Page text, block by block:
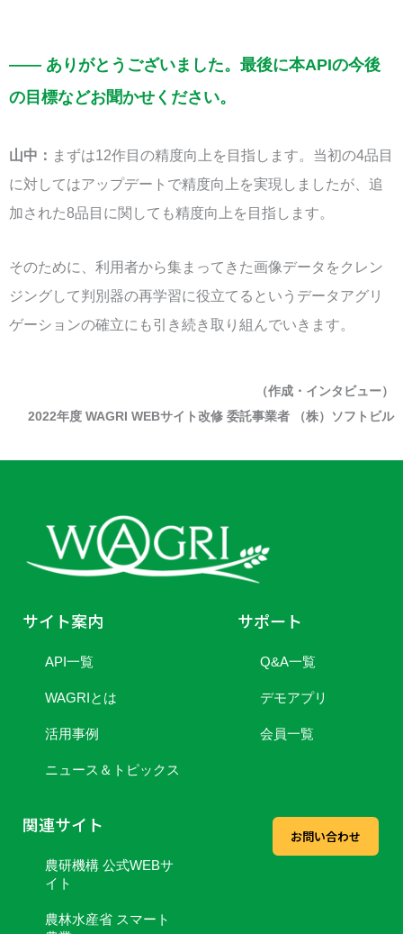
—— ありがとうございました。最後に本APIの今後
の目標などお聞かせください。
山中： まずは12作目の精度向上を目指します。当初の4品目
に対してはアップデートで精度向上を実現しましたが、追
加された8品目に関しても精度向上を目指します。
そのために、利用者から集まってきた画像データをクレン
ジングして判別器の再学習に役立てるというデータアグリ
ゲーションの確立にも引き続き取り組んでいきます。
（作成・インタビュー）
2022年度 WAGRI WEBサイト改修 委託事業者 （株）ソフトビル
サイト案内
API一覧
WAGRIとは
活用事例
ニュース＆トピックス
サポート
Q&A一覧
デモアプリ
会員一覧
関連サイト
農研機構 公式WEBサ
イト
農林水産省 スマート
お問い合わせ